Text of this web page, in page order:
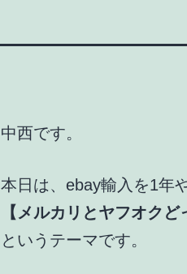
中西です。
本日は、ebay輸入を1年
【メルカリとヤフオク
というテーマです。